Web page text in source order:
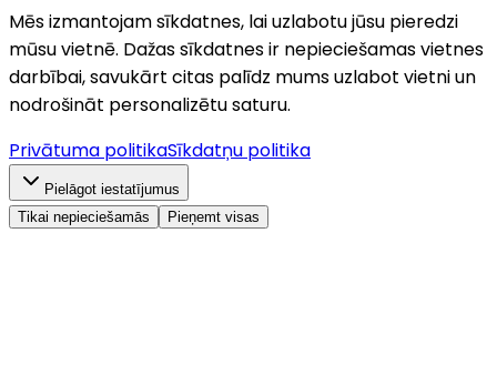
Mēs izmantojam sīkdatnes, lai uzlabotu jūsu pieredzi
mūsu vietnē. Dažas sīkdatnes ir nepieciešamas vietnes
darbībai, savukārt citas palīdz mums uzlabot vietni un
nodrošināt personalizētu saturu.
Privātuma politikaSīkdatņu politika
Pielāgot iestatījumus
Tikai nepieciešamās
Pieņemt visas